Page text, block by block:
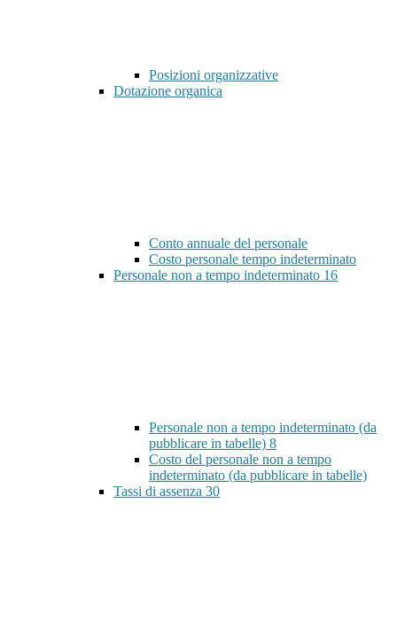
Posizioni organizzative
Dotazione organica
Conto annuale del personale
Costo personale tempo indeterminato
Personale non a tempo indeterminato 16
Personale non a tempo indeterminato (da
pubblicare in tabelle) 8
Costo del personale non a tempo
indeterminato (da pubblicare in tabelle)
Tassi di assenza 30